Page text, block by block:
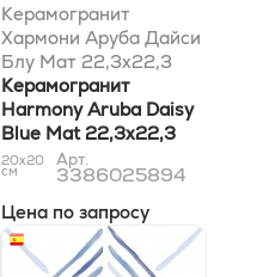
Керамогранит
Хармони Аруба Дайси
Блу Мат 22,3x22,3
Керамогранит
Harmony Aruba Daisy
Blue Mat 22,3x22,3
20x20
см
Арт.
3386025894
Цена по запросу